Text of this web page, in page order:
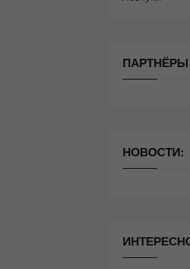
ПАРТНЁРЫ
НОВОСТИ: